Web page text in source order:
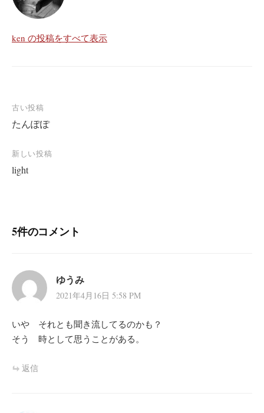
ken の投稿をすべて表示
投
稿
ナ
ビ
ゲ
ョ
古い投稿
たんぽぽ
新しい投稿
light
5件のコメント
ゆうみ
2021年4月16日 5:58 PM
いや それとも聞き流してるのかも？
そう 時として思うことがある。
返信